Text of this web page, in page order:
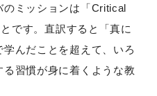
のミッションは「Critical
です。直訳すると「真に
んだことを超えて、いろ
習慣が身に着くような教